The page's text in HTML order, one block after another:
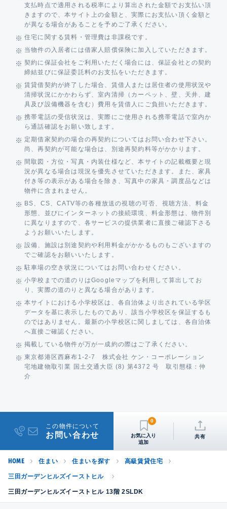
支払時点で適用される税率により算出された金額でお支払い頂
きますので、本サイト上の金額と、実際にお支払い頂く金額と
が異なる場合があることを予めご了承ください。
住宅に関する賃料・管理費は非課税です。
当物件の入居者には借家人賠償保険に加入していただきます。
契約に保証会社をご利用いただく場合には、保証会社との契約
締結並びに保証委託料のお支払をいただきます。
賃貸借契約が終了した場合、賃借人または居住者の使用状況や
清掃状況にかかわらず、室内清掃（カーペット、壁、天井、建
具及び設備機器を含む）費用を賃借人にご負担いただきます。
携帯電話の受信状況は、実際にご使用される携帯電話で室内か
ら通話確認をお願い致します。
定期借家契約の場合の再契約についてはお問い合わせ下さい。
尚、再契約が可能な場合は、別途再契約料等がかかります。
間取図・方位・写真・内装仕様など、本サイトの記載概要と現
況が異なる場合は現況を優先させていただきます。また、家具
付き等の表示がある場合を除き、写真中の家具・調度品などは
物件に含まれません。
BS、CS、CATV等の各種放送の視聴の可否、視聴方法、料金
形態、並びにインターネットの接続環境、料金形態は、物件別
に異なりますので、各サービスの提供業者に直接ご確認下さる
ようお願いいたします。
設備、施設は別途契約や利用料金がかかるものもございますの
でご確認をお願いいたします。
駐車場の空き状況についてはお問い合わせください。
小学校までの道のりはGoogleマップを利用して算出してお
り、実際の道のりと異なる場合があります。
本サイトにおける小学校区は、各自治体より出されている学区
データを基に表示したものであり、該当小学校区を保証するも
のではありません。最新の小学校区に関しましては、各自治体
へ直接ご確認ください。
掲載している物件が万が一成約の際はご了承ください。
東京都港区西麻布1-2-7 株式会社 ケン・コーポレーション
宅地建物取引業 国土交通大臣 (8) 第4372 号 取引態様：仲
介
この物件について
お問い合わせ
0
共有
HOME 住まい 住まいを探す 高級賃貸住宅
三田ガーデンヒルズイーストヒル
三田ガーデンヒルズイーストヒル 13階 2SLDK